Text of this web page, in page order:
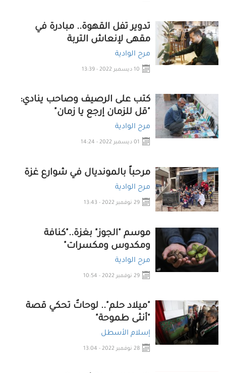
تدوير تفل القهوة.. مبادرة في
مقهى لإنعاش التربة
مرح الوادية
10 ديسمبر 2022 - 13:39
كتب على الرصيف وصاحب ينادي:
"قل للزمان إرجع يا زمان"
مرح الوادية
01 ديسمبر 2022 - 14:24
مرحباً بالمونديال في شوارع غزة
مرح الوادية
29 نوفمبر 2022 - 13:43
موسم "الجوز" بغزة.."كنافة
ومكدوس ومكسرات"
مرح الوادية
29 نوفمبر 2022 - 10:54
"ميلاد حلم".. لوحاتٌ تحكي قصة
"أنثى طموحة"
إسلام الأسطل
28 نوفمبر 2022 - 13:04